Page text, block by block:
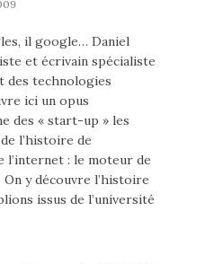
il google… Daniel
et écrivain spécialiste
des technologies
ici un opus
des « start-up » les
l’histoire de
l’internet : le moteur de
y découvre l’histoire
issus de l’université